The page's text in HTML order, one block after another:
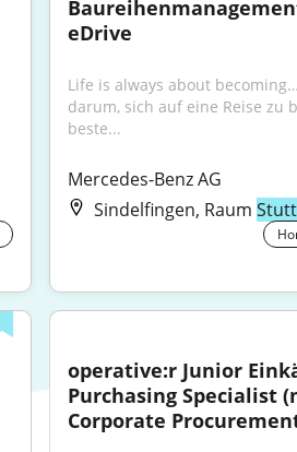
eDrive
Life is always about
darum, sich auf eine Reise zu
beste...
Mercedes-Benz AG
Sindelfingen, Raum
operative:r Junior
Purchasing Specialist
Corporate